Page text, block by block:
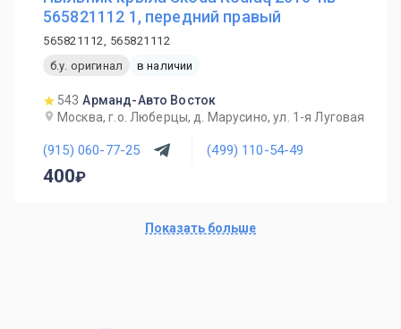
565821112 1, передний правый
565821112, 565821112
б.у. оригинал
в наличии
543 Арманд-Авто Восток
Москва, г.о. Люберцы, д. Марусино, ул. 1-я Луговая
(915) 060-77-25 (499) 110-54-49
400
Показать больше